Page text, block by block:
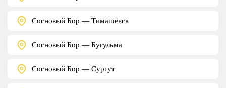
Сосновый Бор — Тимашёвск
Сосновый Бор — Бугульма
Сосновый Бор — Сургут